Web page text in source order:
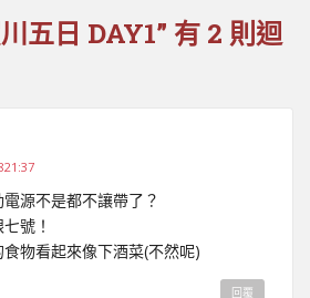
五日 DAY1” 有 2 則迴
源不是都不讓帶了？
號！
食物看起來像下酒菜(不然呢)
回覆